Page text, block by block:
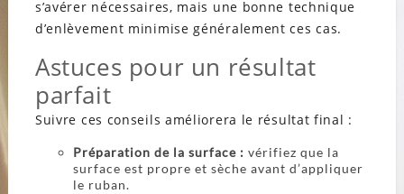
s’avérer nécessaires, mais une bonne technique
d’enlèvement minimise généralement ces cas.
Astuces pour un résultat
parfait
Suivre ces conseils améliorera le résultat final :
Préparation de la surface : vérifiez que la
surface est propre et sèche avant d’appliquer
le ruban.